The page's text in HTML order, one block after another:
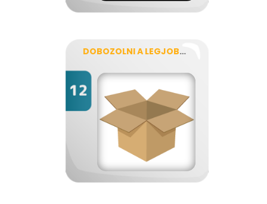
DOBOZOLNI A LEGJOBB A VILÁGON!